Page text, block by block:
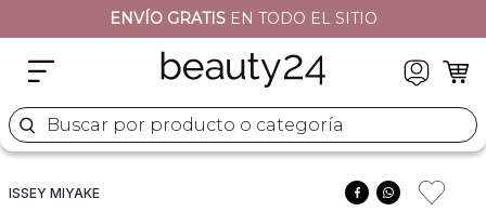
ENVÍO GRATISEN TODO EL SITIO
Buscar por producto o categoría
ISSEY MIYAKE
naj oleari
5. versace